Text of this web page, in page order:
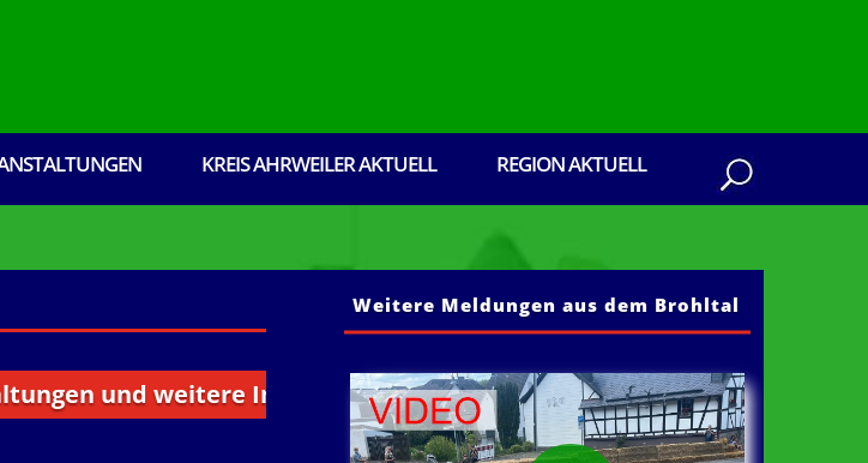
KREIS AHRWEILER AKTUELL REGION AKTUELL
und weitere Institutionen aus dem Brohltal: Senden Sie ihre
Weitere Meldungen aus dem Brohltal